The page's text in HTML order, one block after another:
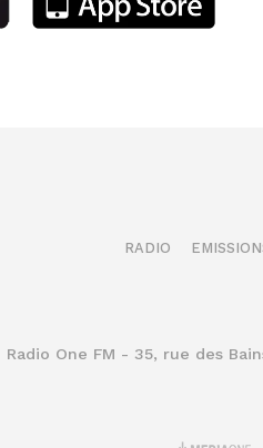
RADIO
Radio One FM - 35, rue des